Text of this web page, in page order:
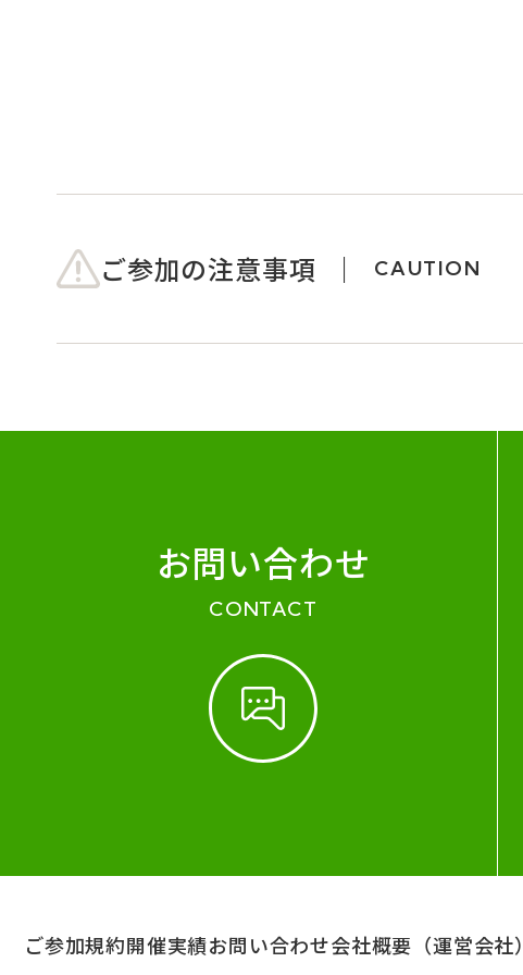
ご参加の注意事項 CAUTION
お問い合わせ
CONTACT
ご参加規約開催実績お問い合わせ会社概要（運営会社）